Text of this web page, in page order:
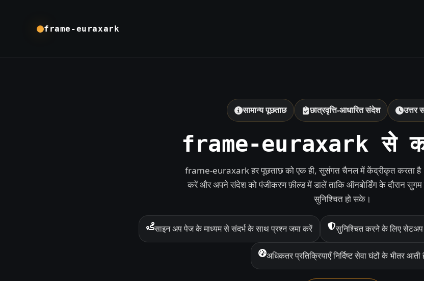
frame-euraxark
सामान्य पूछताछ छात्रवृत्ति-आधारित संदेश उत्तर
frame-euraxark से
frame-euraxark हर पूछताछ को एक ही, सुसंगत चैनल में केंद्रीकृत करता है।
करें और अपने संदेश को पंजीकरण फ़ील्ड में डालें ताकि ऑनबोर्डिंग के दौरान सुगम
सुनिश्चित हो सके।
साइन अप पेज के माध्यम से संदर्भ के साथ प्रश्न जमा करें सुनिश्चित करने के लिए सेटअप के
अधिकतर प्रतिक्रियाएँ निर्दिष्ट सेवा घंटों के भीतर आती